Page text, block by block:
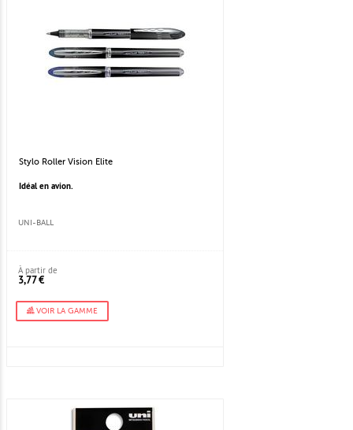
Stylo Roller Vision Elite
Idéal en avion.
UNI-BALL
À partir de
3,77 €
VOIR LA GAMME